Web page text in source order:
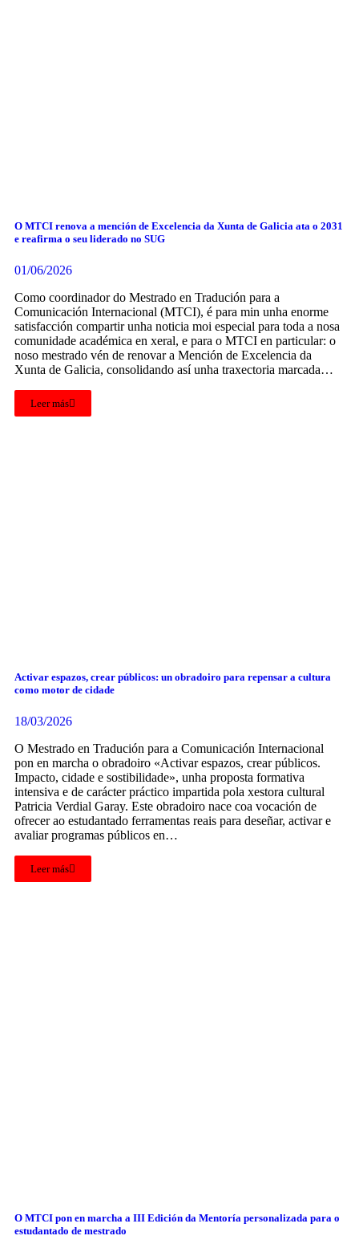
O MTCI renova a mención de Excelencia da Xunta de Galicia ata o 2031
e reafirma o seu liderado no SUG
01/06/2026
Como coordinador do Mestrado en Tradución para a
Comunicación Internacional (MTCI), é para min unha enorme
satisfacción compartir unha noticia moi especial para toda a nosa
comunidade académica en xeral, e para o MTCI en particular: o
noso mestrado vén de renovar a Mención de Excelencia da
Xunta de Galicia, consolidando así unha traxectoria marcada…
Leer más
Activar espazos, crear públicos: un obradoiro para repensar a cultura
como motor de cidade
18/03/2026
O Mestrado en Tradución para a Comunicación Internacional
pon en marcha o obradoiro «Activar espazos, crear públicos.
Impacto, cidade e sostibilidade», unha proposta formativa
intensiva e de carácter práctico impartida pola xestora cultural
Patricia Verdial Garay. Este obradoiro nace coa vocación de
ofrecer ao estudantado ferramentas reais para deseñar, activar e
avaliar programas públicos en…
Leer más
O MTCI pon en marcha a III Edición da Mentoría personalizada para o
estudantado de mestrado